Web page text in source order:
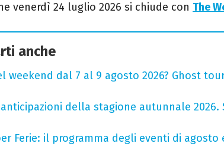
venerdì 24 luglio 2026 si chiude con The
anche
weekend dal 7 al 9 agosto 2026? Ghost
della stagione autunnale 2026.
Ferie: il programma degli eventi di